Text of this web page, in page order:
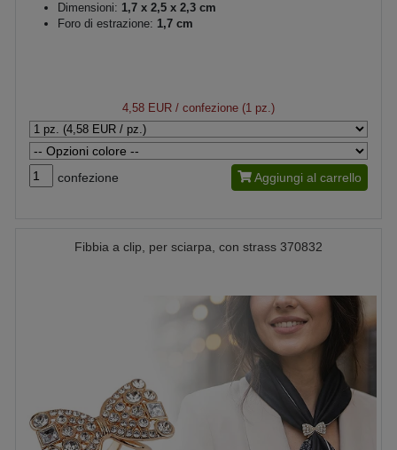
Dimensioni: 1,7 x 2,5 x 2,3 cm
Foro di estrazione: 1,7 cm
4,58 EUR / confezione (1 pz.)
confezione Aggiungi al carrello
Fibbia a clip, per sciarpa, con strass 370832